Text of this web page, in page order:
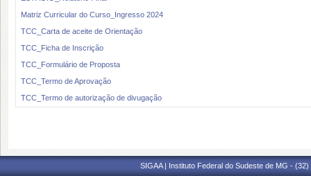
Matriz Curricular do Curso_Ingresso 2024
TCC_Carta de aceite de Orientação
TCC_Ficha de Inscrição
TCC_Formulário de Proposta
TCC_Termo de Aprovação
TCC_Termo de autorização de divugação
SIGAA | Instituto Federal do Sudeste de MG -